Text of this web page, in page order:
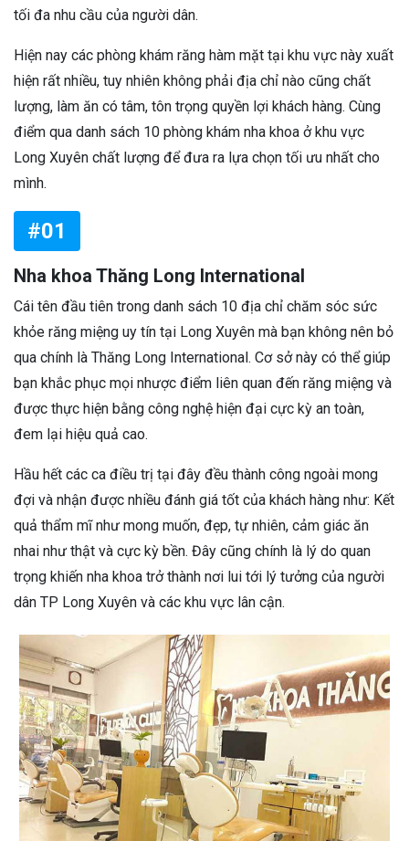
tối đa nhu cầu của người dân.
Hiện nay các phòng khám răng hàm mặt tại khu vực này xuất
hiện rất nhiều, tuy nhiên không phải địa chỉ nào cũng chất
lượng, làm ăn có tâm, tôn trọng quyền lợi khách hàng. Cùng
điểm qua danh sách 10 phòng khám nha khoa ở khu vực
Long Xuyên chất lượng để đưa ra lựa chọn tối ưu nhất cho
mình.
#01
Nha khoa Thăng Long International
Cái tên đầu tiên trong danh sách 10 địa chỉ chăm sóc sức
khỏe răng miệng uy tín tại Long Xuyên mà bạn không nên bỏ
qua chính là Thăng Long International. Cơ sở này có thể giúp
bạn khắc phục mọi nhược điểm liên quan đến răng miệng và
được thực hiện bằng công nghệ hiện đại cực kỳ an toàn,
đem lại hiệu quả cao.
Hầu hết các ca điều trị tại đây đều thành công ngoài mong
đợi và nhận được nhiều đánh giá tốt của khách hàng như: Kết
quả thẩm mĩ như mong muốn, đẹp, tự nhiên, cảm giác ăn
nhai như thật và cực kỳ bền. Đây cũng chính là lý do quan
trọng khiến nha khoa trở thành nơi lui tới lý tưởng của người
dân TP Long Xuyên và các khu vực lân cận.